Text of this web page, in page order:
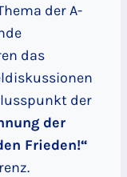
der A-
das
der
der
Frieden!“